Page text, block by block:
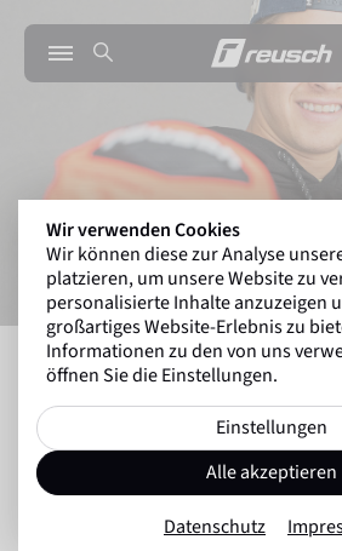
INSIDE REUSCH
Zurück zur Übersicht
Wir verwenden Cookies
Wir können diese zur Analyse
platzieren, um unsere Website zu
personalisierte Inhalte anzuzeigen
großartiges Website-Erlebnis zu
Informationen zu den von uns
öffnen Sie die Einstellungen.
Einstellungen
Alle akzeptieren
Datenschutz